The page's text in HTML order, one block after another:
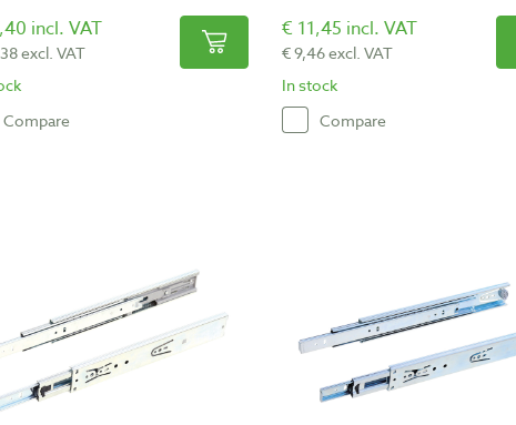
incl. VAT
excl. VAT
Compare
€ 11,45 incl. VAT
€ 9,46 excl. VAT
In stock
Compare